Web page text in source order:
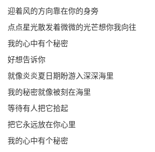
迎着风的方向靠在你的身旁
点点星光散发着微微的光芒想你我向往
我的心中有个秘密
好想告诉你
就像炎炎夏日期盼游入深深海里
我的秘密就像被刻在海里
等待有人把它拾起
把它永远放在你心里
我的心中有个秘密